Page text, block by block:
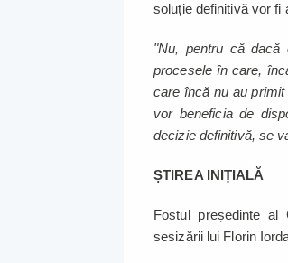
soluție definitivă vor fi
"Nu, pentru că dacă
procesele în care,
care încă nu au
vor beneficia de
decizie definitivă, se
ȘTIREA INIȚIALĂ
Fostul președinte al
sesizării lui Florin